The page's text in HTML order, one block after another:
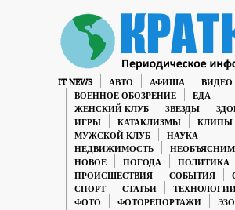
IT NEWS АВТО АФИША
ВИДЕО
ВОЕННОЕ ОБОЗРЕНИЕ
ЕДА
ЖЕНСКИЙ КЛУБ
ЗВЕЗДЫ
ИГРЫ
КАТАКЛИЗМЫ КЛИПЫ
МУЖСКОЙ КЛУБ
НАУКА
НЕДВИЖИМОСТЬ
НОВОЕ
ПОГОДА
ПОЛИТИКА
ПРОИСШЕСТВИЯ
СОБЫТИЯ
СПОРТ
СТАТЬИ
ФОТО
ФОТОРЕПОРТАЖИ